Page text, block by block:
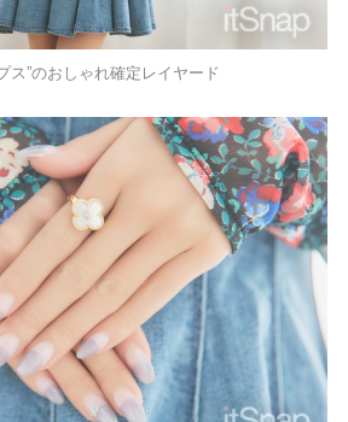
ス”のおしゃれ確定レイヤード